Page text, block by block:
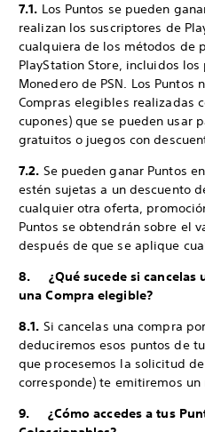
7.1. Los Puntos se pueden
realizan los suscriptores de
cualquiera de los métodos de
PlayStation Store, incluidos
Monedero de PSN. Los Puntos
Compras elegibles realizadas
cupones) que se pueden usar
gratuitos o juegos con
7.2. Se pueden ganar Puntos
estén sujetas a un descuento
cualquier otra oferta,
Puntos se obtendrán sobre el
después de que se aplique
8. ¿Qué sucede si cancelas
una Compra elegible?
8.1. Si cancelas una compra
deduciremos esos puntos de
que procesemos la solicitud
corresponde) te emitiremos un
9. ¿Cómo accedes a tus